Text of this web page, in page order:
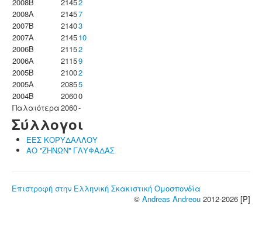
2008A
21457
2007B
21403
2007A
214510
2006B
21152
2006A
21159
2005B
21002
2005A
20855
2004B
20600
Παλαιότερα2060-
Σύλλογοι
ΕΕΣ ΚΟΡΥΔΑΛΛΟΥ
ΑΟ ''ΖΗΝΩΝ'' ΓΛΥΦΑΔΑΣ
Επιστροφή στην Ελληνική Σκακιστική Ομοσπονδία
© Andreas Andreou 2012-2026 [P]